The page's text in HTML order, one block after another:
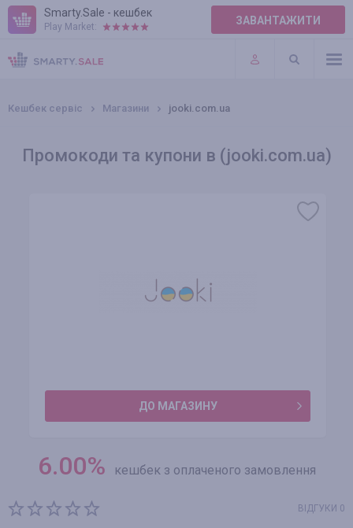
Smarty.Sale - кешбек
Play Market: ЗАВАНТАЖИТИ
ПРАВИЛА
ПЛАГІНИ
Кешбек сервіс Магазини jooki.com.ua
Промокоди та купони в (jooki.com.ua)
ДО МАГАЗИНУ
6.00% кешбек з оплаченого замовлення
ВІДГУКИ 0